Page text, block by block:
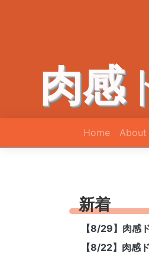
肉感
Home About
新着
【8/29】肉感
【8/22】肉感